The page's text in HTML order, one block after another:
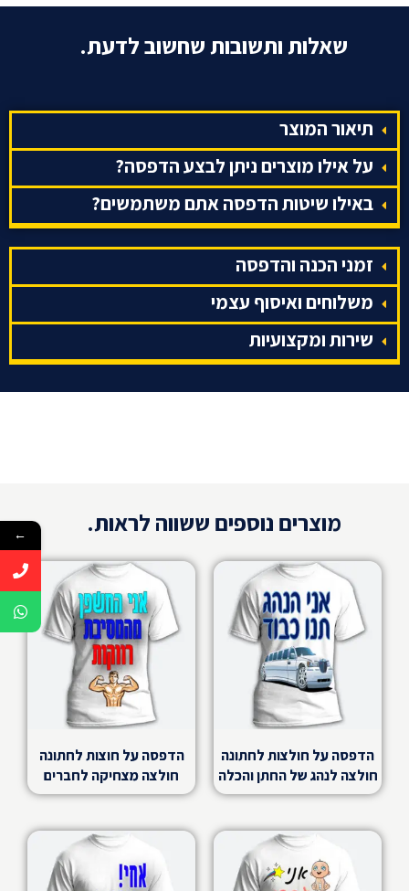
שאלות ותשובות שחשוב לדעת.
תיאור המוצר
על אילו מוצרים ניתן לבצע הדפסה?
באילו שיטות הדפסה אתם משתמשים?
זמני הכנה והדפסה
משלוחים ואיסוף עצמי
שירות ומקצועיות
מוצרים נוספים ששווה לראות.
הדפסה על חולצות לחתונה
חולצה לנהג של החתן והכלה
הדפסה על חוצות לחתונה
חולצה מצחיקה לחברים
←